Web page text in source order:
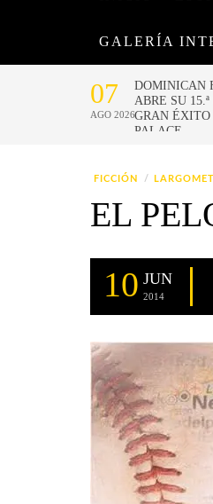
GALERÍA
FICCIÓN
EL
10 JUN
2014